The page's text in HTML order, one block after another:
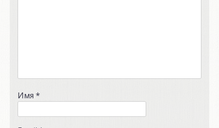
Имя *